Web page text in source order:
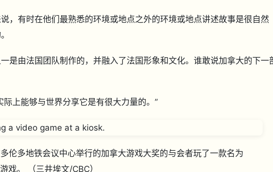
，有时在他们最熟悉的环境或地点之外的环境或地点讲述故事是很自然
是由法国团队制作的，并融入了法国形象和文化。谁敢说加拿大的下一
上能够与世界分享它是有很大力量的。”
伦多地铁会议中心举行的加拿大游戏大奖的与会者玩了一款名为
戏。
（三井埃文/CBC）